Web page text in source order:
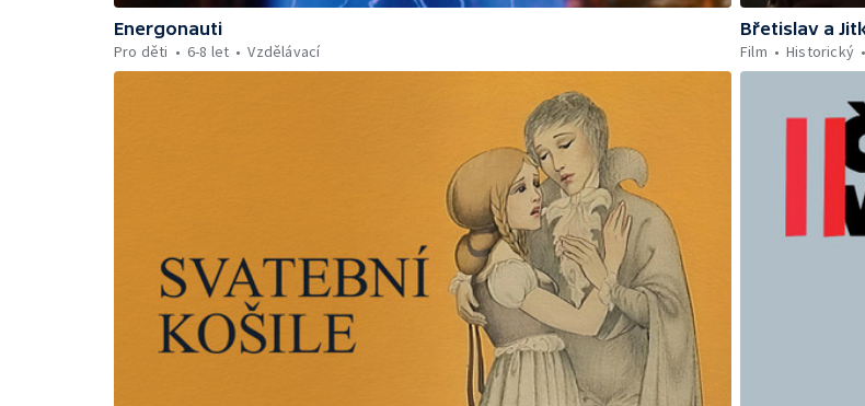
Energonauti
Pro děti
6-8 let Vzdělávací
Břetislav a
Film
Historický